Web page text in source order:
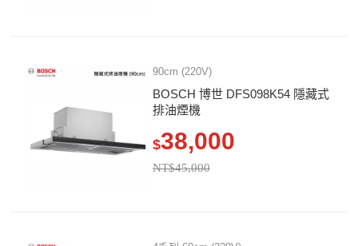
90cm (220V)
BOSCH 博世 DFS098K54 隱藏式
排油煙機
$38,000
NT$45,000